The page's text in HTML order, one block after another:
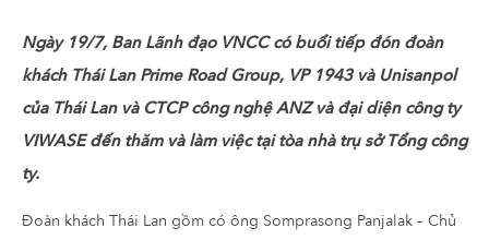
Ngày 19/7, Ban Lãnh đạo VNCC có buổi tiếp đón đoàn
khách Thái Lan Prime Road Group, VP 1943 và Unisanpol
của Thái Lan và CTCP công nghệ ANZ và đại diện công ty
VIWASE đến thăm và làm việc tại tòa nhà trụ sở Tổng công
ty.
Đoàn khách Thái Lan gồm có ông Somprasong Panjalak – Chủ